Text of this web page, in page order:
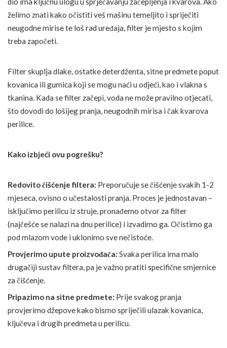
želimo znati kako očistiti veš mašinu temeljito i spriječiti
neugodne mirise te loš rad uređaja, filter je mjesto s kojim
treba započeti.
Filter skuplja dlake, ostatke deterdženta, sitne predmete poput
kovanica ili gumica koji se mogu naći u odjeći, kao i vlakna s
tkanina. Kada se filter začepi, voda ne može pravilno otjecati,
što dovodi do lošijeg pranja, neugodnih mirisa i čak kvarova
perilice.
Kako izbjeći ovu pogrešku?
Redovito čišćenje filtera: Preporučuje se čišćenje svakih 1-2
mjeseca, ovisno o učestalosti pranja. Proces je jednostavan –
isključimo perilicu iz struje, pronađemo otvor za filter
(najčešće se nalazi na dnu perilice) i izvadimo ga. Očistimo ga
pod mlazom vode i uklonimo sve nečistoće.
Provjerimo upute proizvođača: Svaka perilica ima malo
drugačiji sustav filtera, pa je važno pratiti specifične smjernice
za čišćenje.
Pripazimo na sitne predmete: Prije svakog pranja
provjerimo džepove kako bismo spriječili ulazak kovanica,
ključeva i drugih predmeta u perilicu.